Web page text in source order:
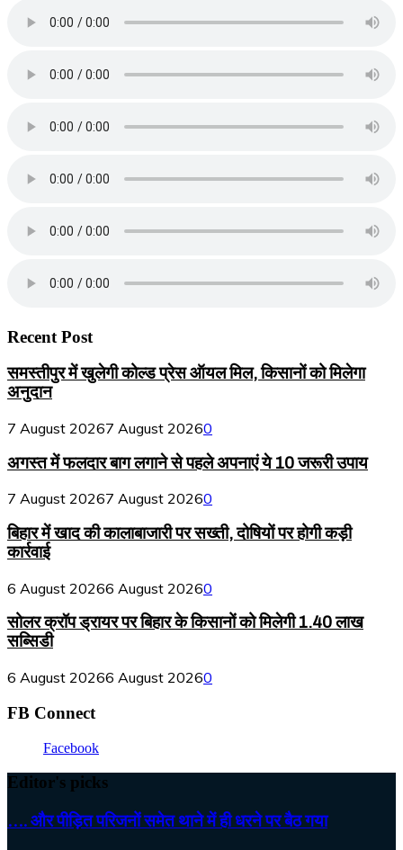
Recent Post
समस्तीपुर में खुलेगी कोल्ड प्रेस ऑयल मिल, किसानों को मिलेगा
अनुदान
7 August 20267 August 20260
अगस्त में फलदार बाग लगाने से पहले अपनाएं ये 10 जरूरी उपाय
7 August 20267 August 20260
बिहार में खाद की कालाबाजारी पर सख्ती, दोषियों पर होगी कड़ी
कार्रवाई
6 August 20266 August 20260
सोलर क्रॉप ड्रायर पर बिहार के किसानों को मिलेगी 1.40 लाख
सब्सिडी
6 August 20266 August 20260
FB Connect
Facebook
Editor's picks
…. और पीड़ित परिजनों समेत थाने में ही धरने पर बैठ गया